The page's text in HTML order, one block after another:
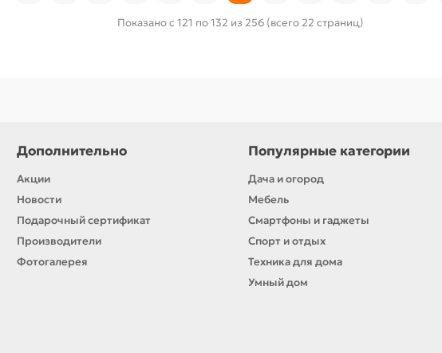
Показано с 121 по 132 из 256 (всего 22 страниц)
Дополнительно
Акции
Новости
Подарочный сертификат
Производители
Фотогалерея
Популярные категории
Дача и огород
Мебель
Смартфоны и гаджеты
Спорт и отдых
Техника для дома
Умный дом